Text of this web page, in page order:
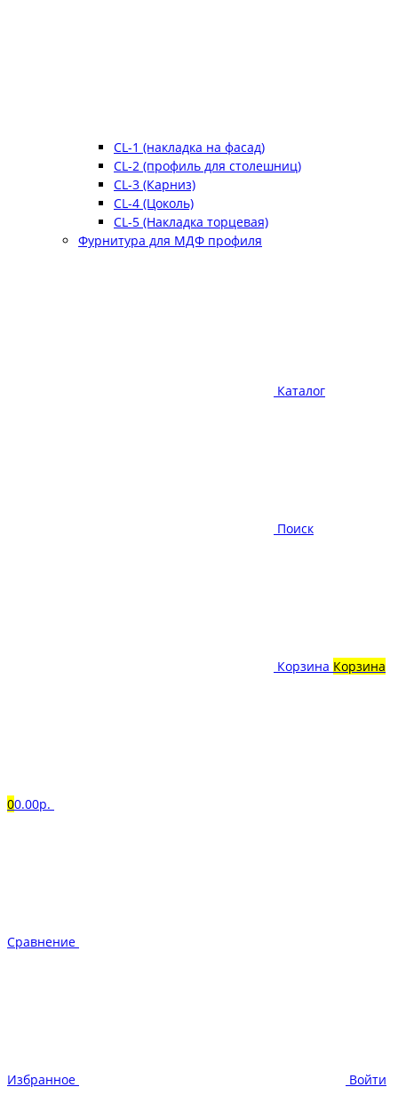
CL-1 (накладка на фасад)
CL-2 (профиль для столешниц)
CL-3 (Карниз)
CL-4 (Цоколь)
CL-5 (Накладка торцевая)
Фурнитура для МДФ профиля
Каталог
Поиск
Корзина Корзина
00.00р.
Сравнение
Избранное Войти